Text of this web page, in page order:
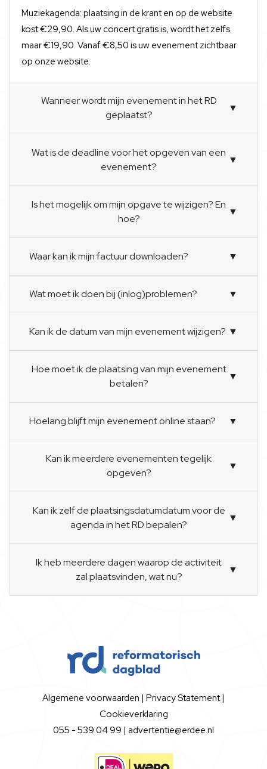
Muziekagenda: plaatsing in de krant en op de website
kost €29,90. Als uw concert gratis is, wordt het zelfs
maar €19,90. Vanaf €8,50 is uw evenement zichtbaar
op onze website.
Wanneer wordt mijn evenement in het RD
geplaatst?
▼
Wat is de deadline voor het opgeven van een
evenement?
▼
Is het mogelijk om mijn opgave te wijzigen? En
hoe?
▼
Waar kan ik mijn factuur downloaden? ▼
Wat moet ik doen bij (inlog)problemen? ▼
Kan ik de datum van mijn evenement wijzigen? ▼
Hoe moet ik de plaatsing van mijn evenement
betalen?
▼
Hoelang blijft mijn evenement online staan? ▼
Kan ik meerdere evenementen tegelijk
opgeven?
▼
Kan ik zelf de plaatsingsdatumdatum voor de
agenda in het RD bepalen?
▼
Ik heb meerdere dagen waarop de activiteit
zal plaatsvinden, wat nu?
▼
Algemene voorwaarden | Privacy Statement|
Cookieverklaring
055 - 539 04 99 | advertentie@erdee.nl